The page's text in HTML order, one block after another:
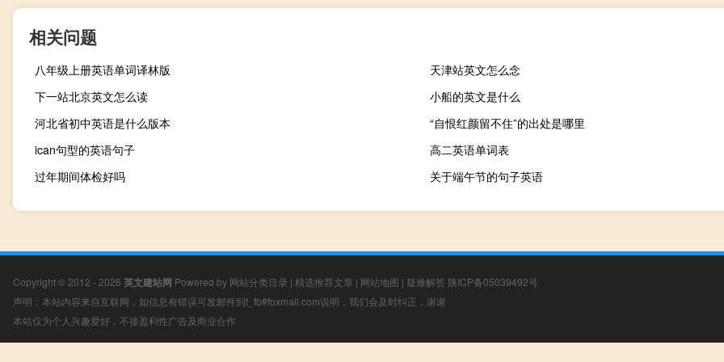
相关问题
八年级上册英语单词译林版
天津站英文怎么念
下一站北京英文怎么读
小船的英文是什么
河北省初中英语是什么版本
“自恨红颜留不住”的出处是哪里
ican句型的英语句子
高二英语单词表
过年期间体检好吗
关于端午节的句子英语
Copyright © 2012 - 2026 英文建站网 Powered by 网站分类目录 | 精选推荐文章 | 网站地图 | 疑难解答 陕ICP备05039492号
声明：本站内容来自互联网，如信息有错误可发邮件到f_fb#foxmail.com说明，我们会及时纠正，谢谢
本站仅为个人兴趣爱好，不接盈利性广告及商业合作